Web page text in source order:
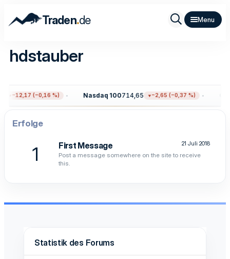
Traden.de
hdstauber
−12,17 (−0,16 %) Nasdaq 100714,65 −2,65 (−0,37 %)
Erfolge
1 21 Juli 2018
First Message
Post a message somewhere on the site to receive
this.
Statistik des Forums